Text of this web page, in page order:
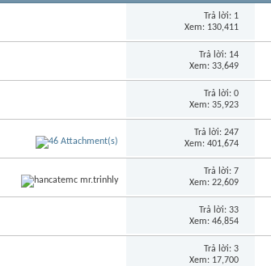
Trả lời: 1
Xem: 130,411
Trả lời: 14
Xem: 33,649
Trả lời: 0
Xem: 35,923
Trả lời: 247
Xem: 401,674
Trả lời: 7
Xem: 22,609
Trả lời: 33
Xem: 46,854
Trả lời: 3
Xem: 17,700